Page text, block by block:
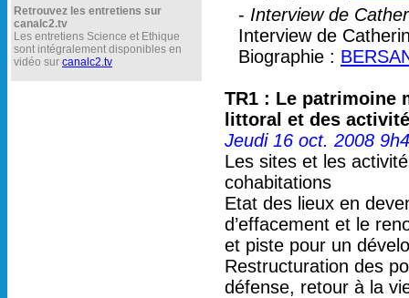
Retrouvez les entretiens sur
canalc2.tv
Les entretiens Science et Ethique
sont intégralement disponibles en
vidéo sur canalc2.tv
- Interview de
Interview de
Biographie :
TR1 : Le patrimoine
littoral et des
Jeudi 16 oct. 2008
Les sites et les
cohabitations
Etat des lieux en
d’effacement et le
et piste pour un
Restructuration des
défense, retour à la